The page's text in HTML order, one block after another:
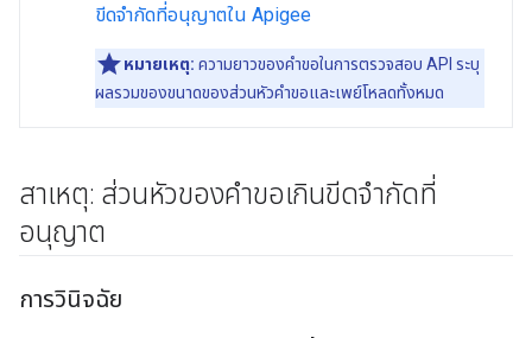
ขีดจำกัดที่อนุญาตใน Apigee
หมายเหตุ: ความยาวของคําขอในการตรวจสอบ API ระบุ
ผลรวมของขนาดของส่วนหัวคำขอและเพย์โหลดทั้งหมด
สาเหตุ: ส่วนหัวของคำขอเกินขีดจำกัดที่
อนุญาต
การวินิจฉัย